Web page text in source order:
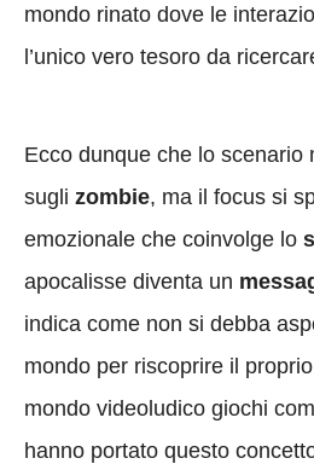
mondo rinato dove le
l’unico vero tesoro da
Ecco dunque che lo scenario
sugli zombie, ma il focus si
emozionale che coinvolge lo
apocalisse diventa un
indica come non si debba
mondo per riscoprire il
mondo videoludico giochi
hanno portato questo